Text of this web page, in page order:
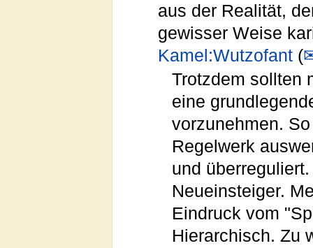
aus der Realität,
gewisser Weise
Kamel:Wutzofant(
Trotzdem sollten
eine
vorzunehmen.
Regelwerk
und
Neueinsteiger.
Eindruck vom
Hierarchisch. Zu